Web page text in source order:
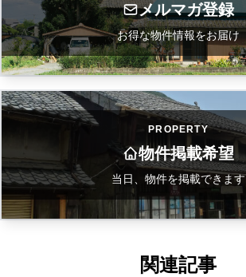
メルマガ登録
お得な物件情報をお届け
PROPERTY
物件掲載希望
当日、物件を掲載できます
関連記事